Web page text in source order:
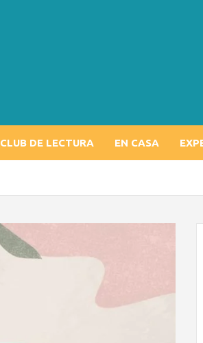
CLUB DE LECTURA EN CASA